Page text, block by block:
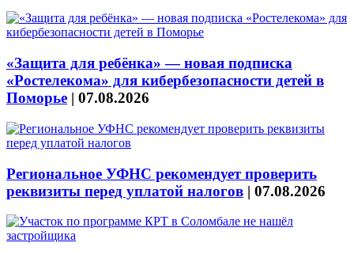
«Защита для ребёнка» — новая подписка
«Ростелекома» для кибербезопасности детей в
Поморье | 07.08.2026
Региональное УФНС рекомендует проверить
реквизиты перед уплатой налогов | 07.08.2026